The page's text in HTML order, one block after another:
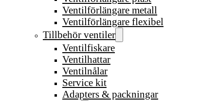
Ventilförlängare metall
Ventilförlängare flexibel
Tillbehör ventiler
Ventilfiskare
Ventilhattar
Ventilnålar
Service kit
Adapters & packningar